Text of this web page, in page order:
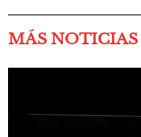
MÁS NOTICIAS